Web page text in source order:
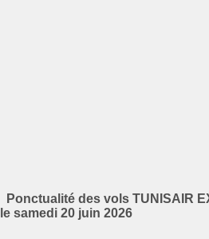
Ponctualité des vols TUNISAIR
le samedi 20 juin 2026